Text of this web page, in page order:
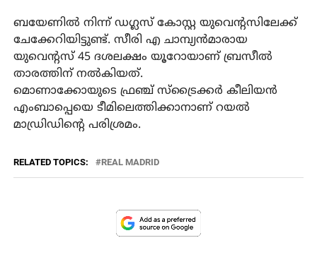
ബയേണില്‍ നിന്ന് ഡഗ്ലസ് കോസ്റ്റ യുവെന്റസിലേക്ക്
ചേക്കേറിയിട്ടുണ്ട്. സീരി എ ചാമ്പ്യന്‍മാരായ
യുവെന്റസ് 45 ദശലക്ഷം യൂറോയാണ് ബ്രസീല്‍
താരത്തിന് നല്‍കിയത്.
മൊണാക്കോയുടെ ഫ്രഞ്ച് സ്‌ട്രൈക്കര്‍ കീലിയന്‍
എംബാപ്പെയെ ടീമിലെത്തിക്കാനാണ് റയല്‍
മാഡ്രിഡിന്റെ പരിശ്രമം.
RELATED TOPICS: REAL MADRID